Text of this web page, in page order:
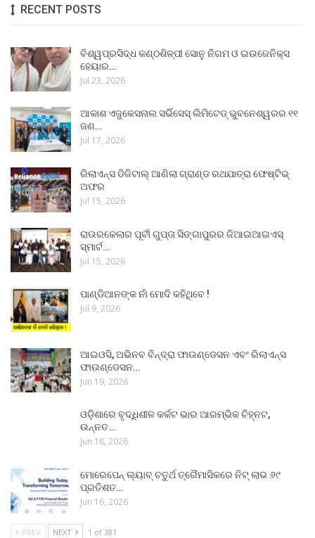
RECENT POSTS
ବିଶ୍ୱପ୍ରସିଦ୍ଧ କଣ୍ଠଶିଳ୍ପୀ ସୋନୁ ନିଗମ ଓ ଇଉଜେନିକ୍ସ
ହେୟାର…
Jul 23, 2026
ଆକାଶ ଏଜୁକେସନାଲ ସର୍ଭିସେସ୍ ଲିମିଟେଡ୍ ଭୁବନେଶ୍ୱରର ୧୧
ଜଣ…
Jul 17, 2026
ରିଲାଏନ୍ସ ଡିଜିଟାଲ୍ ଆଣିଲା ଗ୍ରାଣ୍ଡ ରଥଯାତ୍ରା ଫେଷ୍ଟିଭ୍
ଅଫର
Jul 15, 2026
ରାଉରକେଲାର ପୂର୍ବୀ ଗୁପ୍ତା ସିଙ୍ଗାପୁରର ଜିଆଇଆଇଏସ୍
ସ୍ମାର୍ଟ…
Jul 15, 2026
ପାଣ୍ଡିଆନଙ୍କ ନାଁ ମୋଦି କହିଥିବେ !
Jul 9, 2026
ଆଇଓସି, ଅଭିନବ ବିନ୍ଦ୍ରା ଫାଉଣ୍ଡେସନ ଏବଂ ରିଲାଏନ୍ସ
ଫାଉଣ୍ଡେସନ…
Jun 19, 2026
ଓଡ଼ିଶାରେ ବୃଦ୍ଧିଶୀଳ କର୍କଟ ଭାର ଆରମ୍ଭିକ ଚିହ୍ନଟ,
ଉନ୍ନତ…
Jun 18, 2026
ମୋରେପେନ୍ ଲ୍ୟାବ୍ ଚତୁର୍ଥ ତ୍ରୈମାସିକରେ ନିଟ୍ ଲାଭ ୬୯
ପ୍ରତିଶତ…
Jun 16, 2026
PREV NEXT 1 of 381